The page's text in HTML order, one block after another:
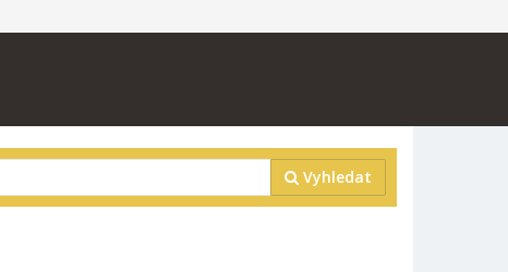
Vyhledat